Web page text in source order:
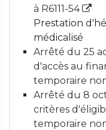
à R6111-54
Prestation
médicalisé
Arrêté du 25
d'accès au
temporaire
Arrêté du 8
critères
temporaire